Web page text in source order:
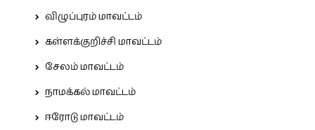
விழுப்புரம் மாவட்டம்
கள்ளக்குறிச்சி மாவட்டம்
சேலம் மாவட்டம்
நாமக்கல் மாவட்டம்
ஈரோடு மாவட்டம்